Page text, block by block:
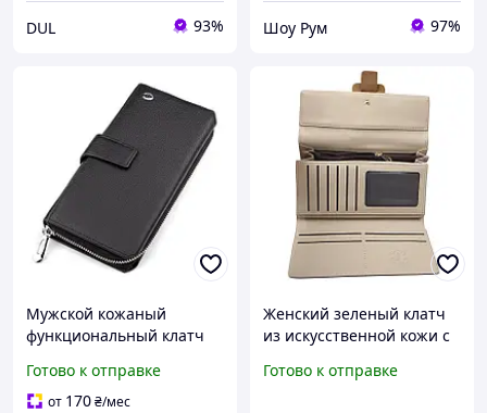
DUL 93% Шоу Рум 97%
Мужской кожаный
функциональный клатч
Готово к отправке
от 170₴/мес
Женский зеленый клатч
из искусственной кожи с
для купюр и 9 карманами
Готово к отправке